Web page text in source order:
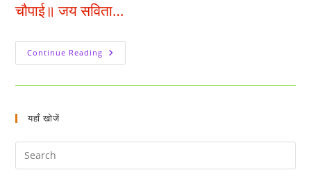
चौपाई॥ जय सविता…
Continue Reading Shri
Surya
यहाँ खोजें